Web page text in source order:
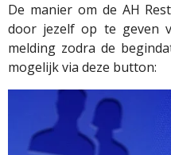
De manier om de AH
door jezelf op te geven
melding zodra de
mogelijk via deze button: